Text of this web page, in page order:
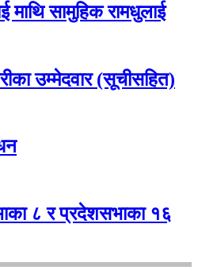
सामुहिक रामधुलाई
उम्मेदवार (सूचीसहित)
८ र प्रदेशसभाका १६